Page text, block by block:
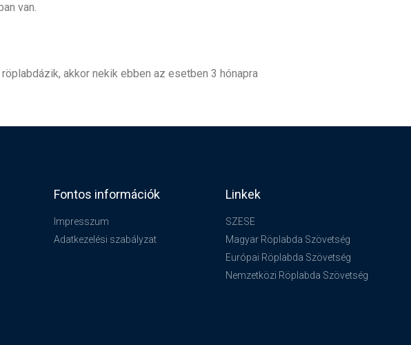
van.
akkor nekik ebben az esetben 3 hónapra
Fontos információk
Impresszum
Adatkezelési szabályzat
Linkek
SZESE
Magyar Röplabda Szövetség
Európai Röplabda Szövetség
Nemzetközi Röplabda Szövetség